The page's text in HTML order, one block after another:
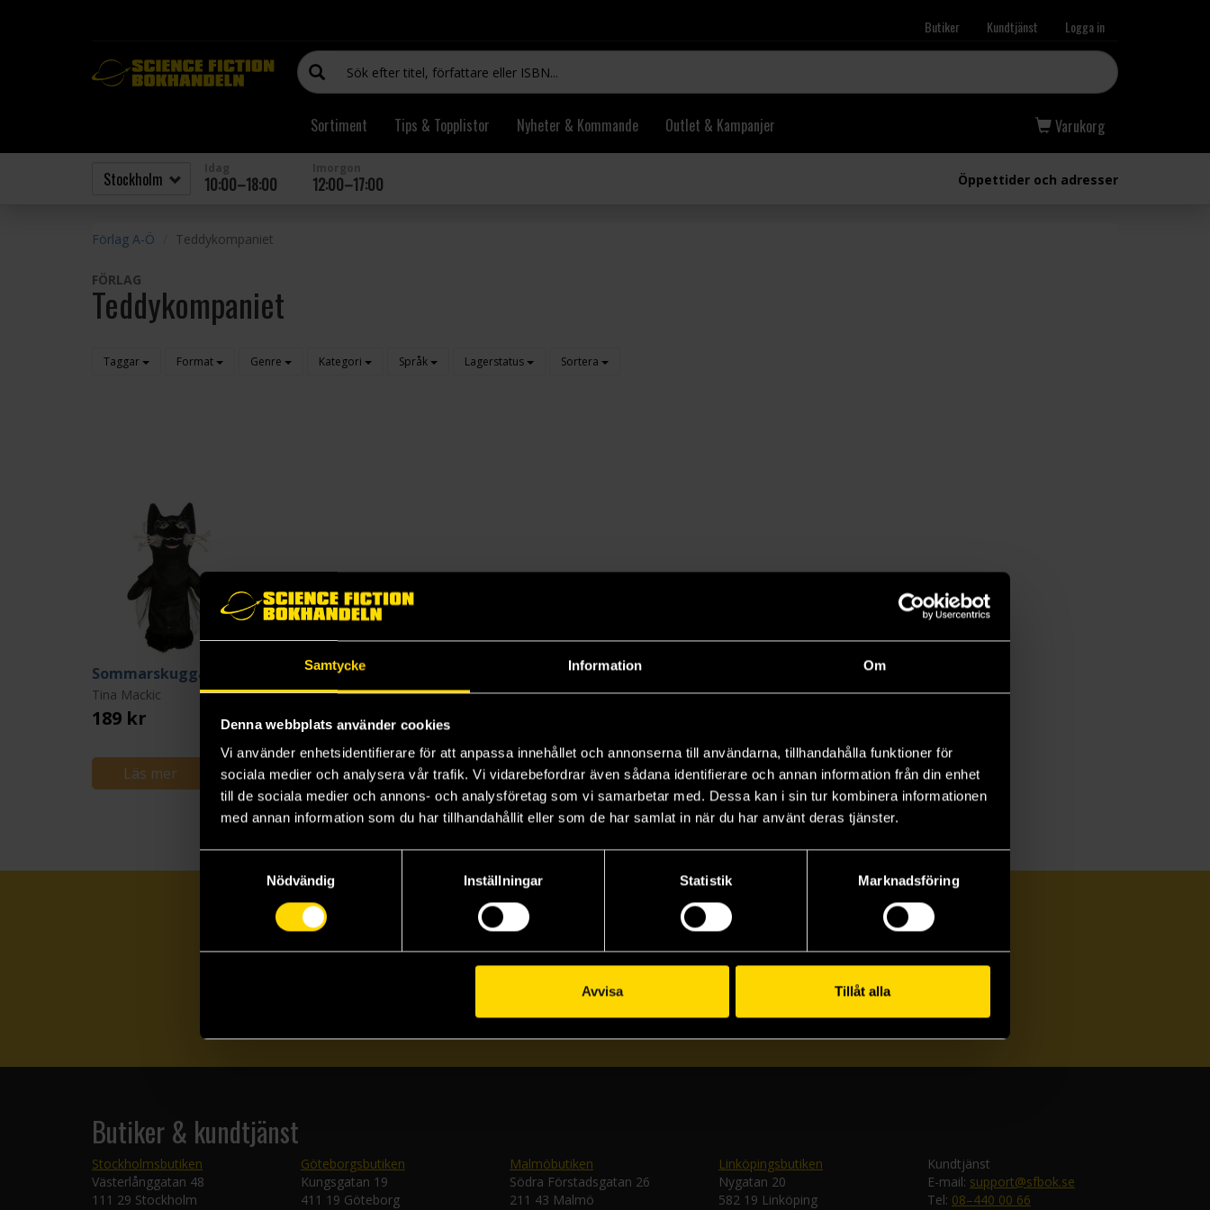
Samtycke Information Om
Denna webbplats använder cookies
Vi använder enhetsidentifierare för att anpassa innehållet och annonserna till användarna, tillhandahålla funktioner för
sociala medier och analysera vår trafik. Vi vidarebefordrar även sådana identifierare och annan information från din enhet
till de sociala medier och annons- och analysföretag som vi samarbetar med. Dessa kan i sin tur kombinera informationen
med annan information som du har tillhandahållit eller som de har samlat in när du har använt deras tjänster.
Nödvändig
Inställningar Statistik Marknadsföring
Avvisa Tillåt alla
Butiker Kundtjänst Logga in
Sortiment Tips & Topplistor Nyheter & Kommande Outlet & Kampanjer Varukorg
10:00–18:00 12:00–17:00 Öppettider och adresser
Förlag A-Ö Teddykompaniet
FÖRLAG
Teddykompaniet
Taggar Format Genre Kategori Språk Lagerstatus Sortera
Tina Mackic
189 kr
Läs mer
Prenumerera på vårt nyhetsbrev
Veckobrevet
Skicka
Butiker & kundtjänst
Stockholmsbutiken
Västerlånggatan 48
111 29 Stockholm
Göteborgsbutiken
Kungsgatan 19
411 19 Göteborg
Malmöbutiken
Södra Förstadsgatan 26
211 43 Malmö
Linköpingsbutiken
Nygatan 20
582 19 Linköping
Kundtjänst
E-mail: support@sfbok.se
Tel: 08–440 00 66